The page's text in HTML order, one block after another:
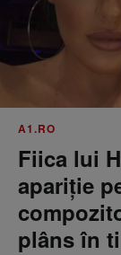
A1.RO
Fiica lui
apariție
plâns în